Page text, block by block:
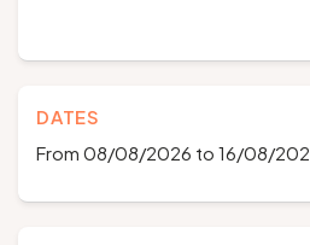
DATES
From 08/08/2026 to 16/08/